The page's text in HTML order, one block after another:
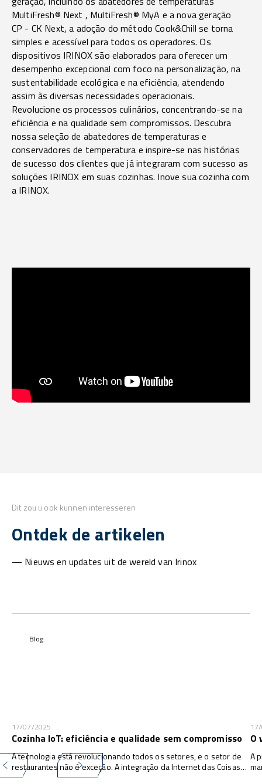
MultiFresh® Next , MultiFresh® MyA e a nova geração
CP - CK Next, a adoção do método Cook&Chill se torna
simples e acessível para todos os operadores. Os
dispositivos IRINOX são elaborados para oferecer um
desempenho excepcional com foco na personalização, na
sustentabilidade ecológica e na eficiência, atendendo
assim às diversas necessidades operacionais.
Revolucione os processos culinários, concentrando-se na
eficiência e na qualidade sem compromissos. Descubra
nossa seleção de abatedores de temperaturas e
conservadores de temperatura e inspire-se nas histórias
de sucesso dos clientes que já integraram com sucesso as
soluções IRINOX em suas cozinhas. Inove sua cozinha com
a IRINOX.
Dit zou u ook kunnen interesseren
Ontdek de artikelen
— Nieuws en updates uit de wereld van Irinox
Blog
17/07/2025
Cozinha IoT: eficiência e qualidade sem compromisso
A tecnologia está revolucionando todos os setores, e o setor de
restaurantes não é exceção. A integração da Internet das Coisas
(IoT) nesse setor está transformando a maneira como os
O
A